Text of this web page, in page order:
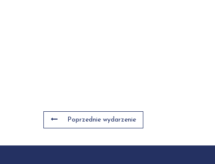
Poprzednie wydarzenie